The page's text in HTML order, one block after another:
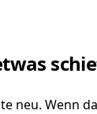
neu. Wenn